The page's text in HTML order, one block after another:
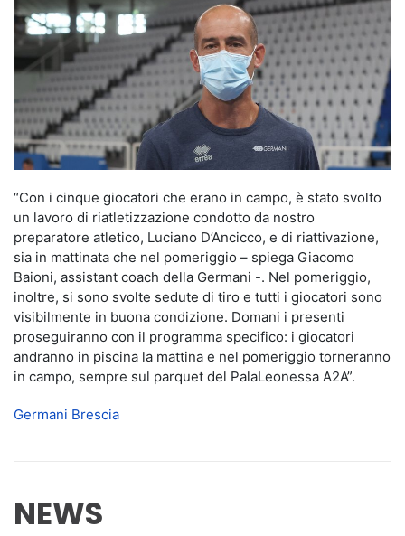
“Con i cinque giocatori che erano in campo, è stato svolto
un lavoro di riatletizzazione condotto da nostro
preparatore atletico, Luciano D’Ancicco, e di riattivazione,
sia in mattinata che nel pomeriggio – spiega Giacomo
Baioni, assistant coach della Germani -. Nel pomeriggio,
inoltre, si sono svolte sedute di tiro e tutti i giocatori sono
visibilmente in buona condizione. Domani i presenti
proseguiranno con il programma specifico: i giocatori
andranno in piscina la mattina e nel pomeriggio torneranno
in campo, sempre sul parquet del PalaLeonessa A2A”.
Germani Brescia
NEWS